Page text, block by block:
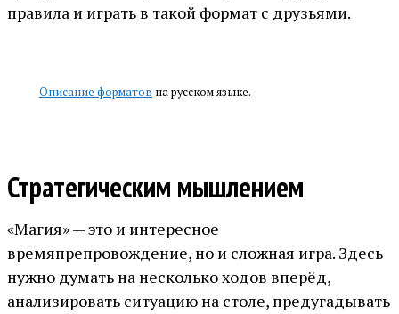
правила и играть в такой формат с друзьями.
Описание форматов на русском языке.
Стратегическим мышлением
«Магия» — это и интересное
времяпрепровождение, но и сложная игра. Здесь
нужно думать на несколько ходов вперёд,
анализировать ситуацию на столе, предугадывать